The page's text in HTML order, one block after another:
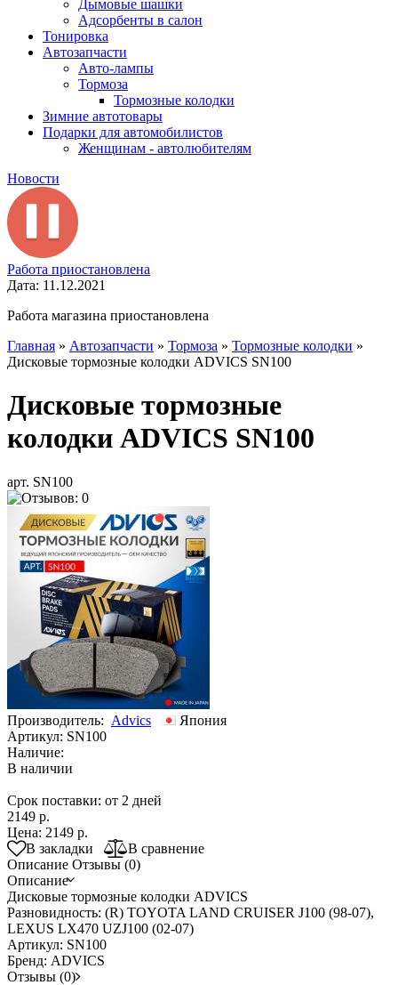
Дымовые шашки
Адсорбенты в салон
Тонировка
Автозапчасти
Авто-лампы
Тормоза
Тормозные колодки
Зимние автотовары
Подарки для автомобилистов
Женщинам - автолюбителям
Новости
Работа приостановлена
Дата: 11.12.2021
Работа магазина приостановлена
Главная » Автозапчасти » Тормоза » Тормозные колодки »
Дисковые тормозные колодки ADVICS SN100
Дисковые тормозные
колодки ADVICS SN100
арт. SN100
Производитель: Advics
Япония
Артикул: SN100
Наличие:
В наличии
Срок поставки: от 2 дней
2149 р.
Цена: 2149 р.
В закладки
В сравнение
Описание Отзывы (0)
Описание
Дисковые тормозные колодки ADVICS
Разновидность: (R) TOYOTA LAND CRUISER J100 (98-07),
LEXUS LX470 UZJ100 (02-07)
Артикул: SN100
Бренд: ADVICS
Отзывы (0)